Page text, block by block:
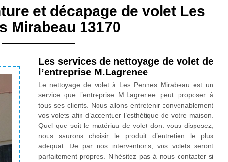
et décapage de volet Les
Mirabeau 13170
Les services de nettoyage de volet de
l’entreprise M.Lagrenee
Le nettoyage de volet à Les Pennes Mirabeau est un
service que l’entreprise M.Lagrenee peut proposer à
tous ses clients. Nous allons entretenir convenablement
vos volets afin d’accentuer l’esthétique de votre maison.
Quel que soit le matériau de volet dont vous disposez,
nous saurons choisir le produit d’entretien le plus
adéquat. De par nos interventions, vos volets seront
parfaitement propres. N’hésitez pas à nous contacter si